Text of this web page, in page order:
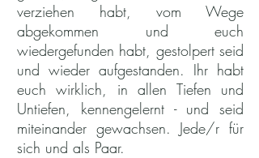
verziehen habt, vom Wege
abgekommen und euch
wiedergefunden habt, gestolpert seid
und wieder aufgestanden. Ihr habt
euch wirklich, in allen Tiefen und
Untiefen, kennengelernt - und seid
miteinander gewachsen. Jede/r für
sich und als Paar.